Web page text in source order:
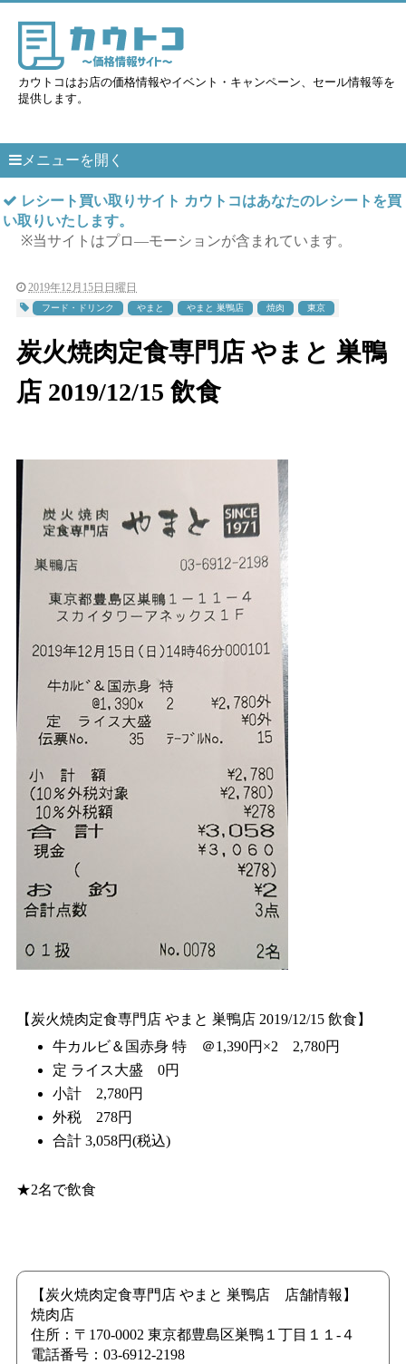
カウトコはお店の価格情報やイベント・キャンペーン、セール情報等を
提供します。
メニューを開く
レシート買い取りサイト カウトコはあなたのレシートを買
い取りいたします。
※当サイトはプロ―モーションが含まれています。
2019年12月15日日曜日
フード・ドリンク やまと やまと 巣鴨店 焼肉 東京
炭火焼肉定食専門店 やまと 巣鴨
店 2019/12/15 飲食
【炭火焼肉定食専門店 やまと 巣鴨店 2019/12/15 飲食】
牛カルビ＆国赤身 特 ＠1,390円×2 2,780円
定 ライス大盛 0円
小計 2,780円
外税 278円
合計 3,058円(税込)
★2名で飲食
【炭火焼肉定食専門店 やまと 巣鴨店 店舗情報】
焼肉店
住所：〒170-0002 東京都豊島区巣鴨１丁目１１-４
電話番号：03-6912-2198